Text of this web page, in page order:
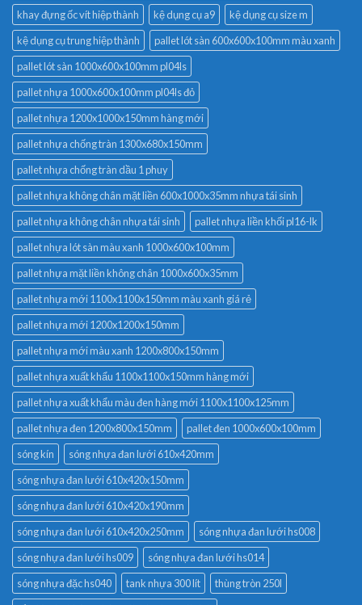
khay đựng ốc vít hiệp thành
kệ dụng cụ a9
kệ dụng cụ size m
kệ dụng cụ trung hiệp thành
pallet lót sàn 600x600x100mm màu xanh
pallet lót sàn 1000x600x100mm pl04ls
pallet nhựa 1000x600x100mm pl04ls đỏ
pallet nhựa 1200x1000x150mm hàng mới
pallet nhựa chống tràn 1300x680x150mm
pallet nhựa chống tràn dầu 1 phuy
pallet nhựa không chân mặt liền 600x1000x35mm nhựa tái sinh
pallet nhựa không chân nhựa tái sinh
pallet nhựa liền khối pl16-lk
pallet nhựa lót sàn màu xanh 1000x600x100mm
pallet nhựa mặt liền không chân 1000x600x35mm
pallet nhựa mới 1100x1100x150mm màu xanh giá rẻ
pallet nhựa mới 1200x1200x150mm
pallet nhựa mới màu xanh 1200x800x150mm
pallet nhựa xuất khẩu 1100x1100x150mm hàng mới
pallet nhựa xuất khẩu màu đen hàng mới 1100x1100x125mm
pallet nhựa đen 1200x800x150mm
pallet đen 1000x600x100mm
sóng kín
sóng nhựa đan lưới 610x420mm
sóng nhựa đan lưới 610x420x150mm
sóng nhựa đan lưới 610x420x190mm
sóng nhựa đan lưới 610x420x250mm
sóng nhựa đan lưới hs008
sóng nhựa đan lưới hs009
sóng nhựa đan lưới hs014
sóng nhựa đặc hs040
tank nhựa 300 lít
thùng tròn 250l